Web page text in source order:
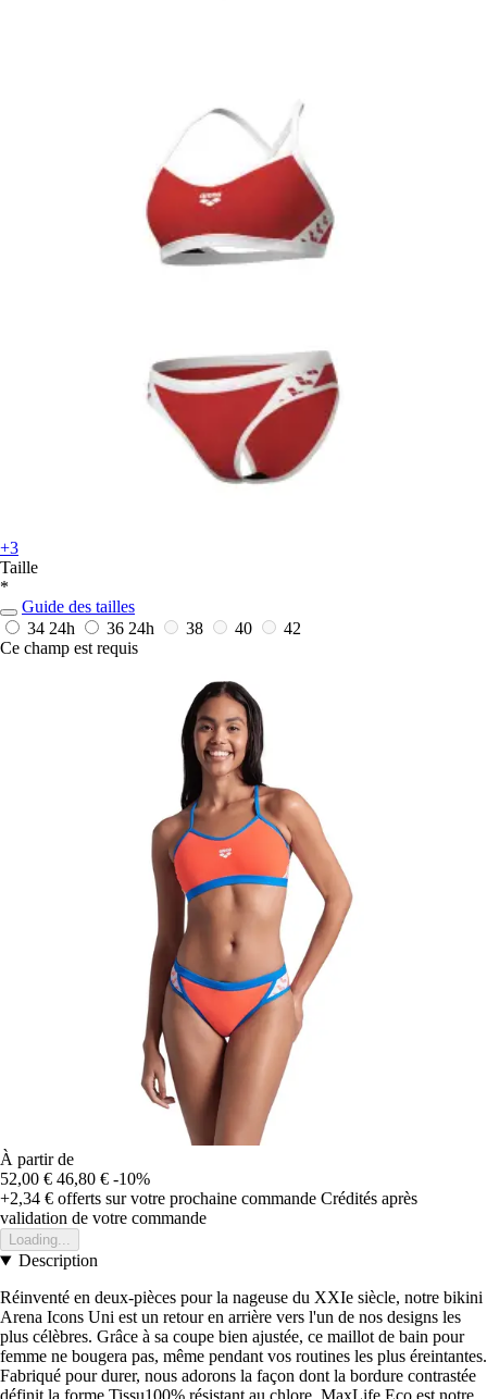
+3
Taille
*
Guide des tailles
34 24h 36 24h 38 40
42
Ce champ est requis
À partir de
52,00 € 46,80 € -10%
+2,34 € offerts sur votre prochaine commande Crédités après
validation de votre commande
Loading...
Description
Réinventé en deux-pièces pour la nageuse du XXIe siècle, notre bikini
Arena Icons Uni est un retour en arrière vers l'un de nos designs les
plus célèbres. Grâce à sa coupe bien ajustée, ce maillot de bain pour
femme ne bougera pas, même pendant vos routines les plus éreintantes.
Fabriqué pour durer, nous adorons la façon dont la bordure contrastée